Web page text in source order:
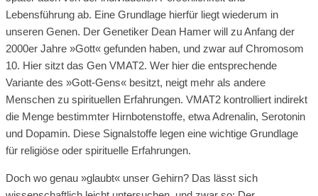
Lebensführung ab. Eine Grundlage hierfür liegt wiederum in
unseren Genen. Der Genetiker Dean Hamer will zu Anfang der
2000er Jahre »Gott« gefunden haben, und zwar auf Chromosom
10. Hier sitzt das Gen VMAT2. Wer hier die entsprechende
Variante des »Gott-Gens« besitzt, neigt mehr als andere
Menschen zu spirituellen Erfahrungen. VMAT2 kontrolliert indirekt
die Menge bestimmter Hirnbotenstoffe, etwa Adrenalin, Serotonin
und Dopamin. Diese Signalstoffe legen eine wichtige Grundlage
für religiöse oder spirituelle Erfahrungen.
Doch wo genau »glaubt« unser Gehirn? Das lässt sich